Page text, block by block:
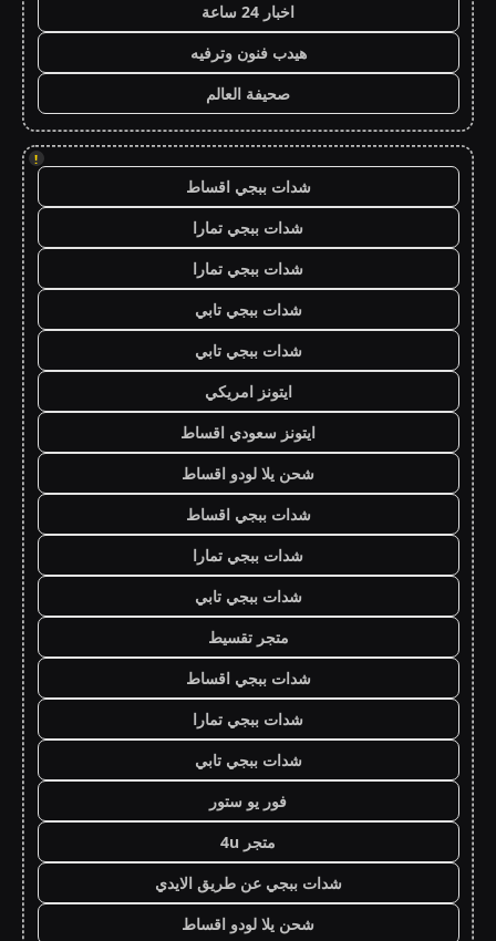
اخبار 24 ساعة
هيدب فنون وترفيه
صحيفة العالم
!
شدات ببجي اقساط
شدات ببجي تمارا
شدات ببجي تمارا
شدات ببجي تابي
شدات ببجي تابي
ايتونز امريكي
ايتونز سعودي اقساط
شحن يلا لودو اقساط
شدات ببجي اقساط
شدات ببجي تمارا
شدات ببجي تابي
متجر تقسيط
شدات ببجي اقساط
شدات ببجي تمارا
شدات ببجي تابي
فور يو ستور
متجر 4u
شدات ببجي عن طريق الايدي
شحن يلا لودو اقساط